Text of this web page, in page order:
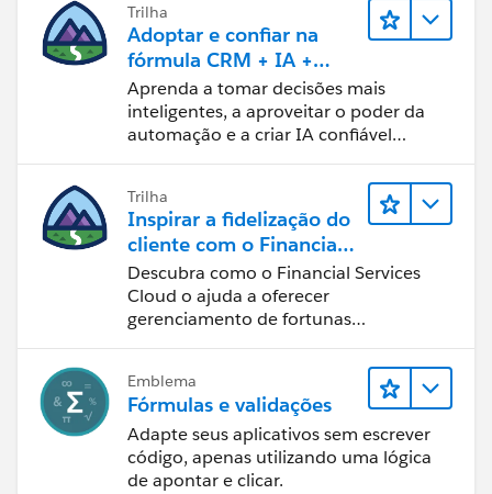
Trilha
Adoptar e confiar na
fórmula CRM + IA +
dados
Aprenda a tomar decisões mais
inteligentes, a aproveitar o poder da
automação e a criar IA confiável
mais populares da Salesforce.
Trilha
Inspirar a fidelização do
cliente com o Financial
Services Cloud
Descubra como o Financial Services
Cloud o ajuda a oferecer
gerenciamento de fortunas
Emblema
Fórmulas e validações
Adapte seus aplicativos sem escrever
código, apenas utilizando uma lógica
de apontar e clicar.